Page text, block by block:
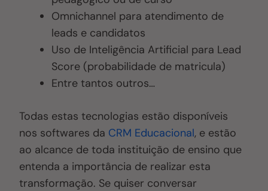
Omnichannel para atendimento de
leads e candidatos
Uso de Inteligência Artificial para Lead
Score (probabilidade de matricula)
Entre tantos outros…
Todas estas tecnologias estão disponíveis
nos softwares da CRM Educacional, e estão
ao alcance de toda instituição de ensino que
entenda a importância de realizar esta
transformação. Se quiser conversar